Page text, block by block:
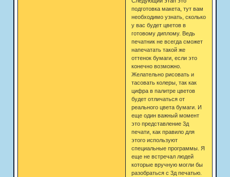
подготовка макета, тут вам
необходимо узнать, сколько
у вас будет цветов в
готовому диплому. Ведь
печатник не всегда сможет
напечатать такой же
оттенок бумаги, если это
конечно возможно.
Желательно рисовать и
тасовать колеры, так как
цифра в палитре цветов
будет отличаться от
реального цвета бумаги. И
еще один важный момент
это представление 3д
печати, как правило для
этого используют
специальные программы. Я
еще не встречал людей
которые вручную могли бы
разобраться с 3д печатью.